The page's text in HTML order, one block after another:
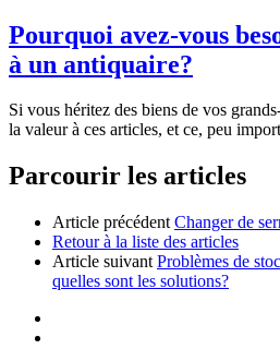
Pourquoi avez-vous
à un antiquaire?
Si vous héritez des biens de vos
la valeur à ces articles, et ce, peu
Parcourir les articles
Article précédent Changer de
Retour à la liste des articles
Article suivant Problèmes de
quelles sont les solutions?